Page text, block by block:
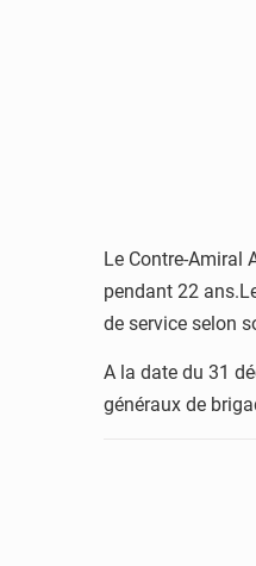
Le Contre-Amiral
pendant 22
de service selon
A la date du 31
généraux de